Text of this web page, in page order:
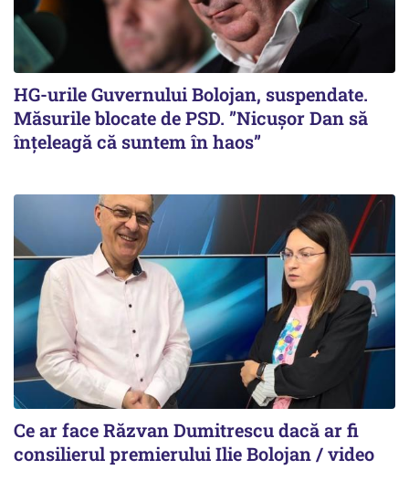
HG-urile Guvernului Bolojan, suspendate.
Măsurile blocate de PSD. ”Nicușor Dan să
înțeleagă că suntem în haos”
Ce ar face Răzvan Dumitrescu dacă ar fi
consilierul premierului Ilie Bolojan / video